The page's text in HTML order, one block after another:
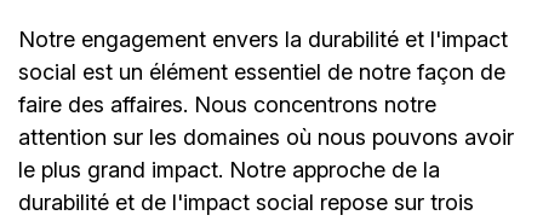
Notre engagement envers la durabilité et l'impact
social est un élément essentiel de notre façon de
faire des affaires. Nous concentrons notre
attention sur les domaines où nous pouvons avoir
le plus grand impact. Notre approche de la
durabilité et de l'impact social repose sur trois